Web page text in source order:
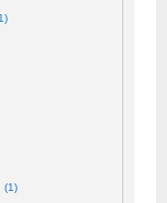
(1)